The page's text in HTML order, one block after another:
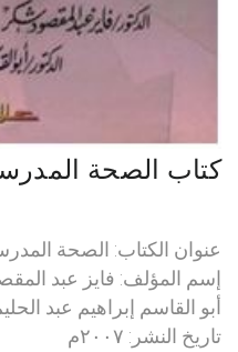
كتاب الصحة
عنوان الكتاب: الصحة
إسم المؤلف: فايز عبد
أبو القاسم إبراهيم عبد
تاريخ النشر: ٢٠٠٧م